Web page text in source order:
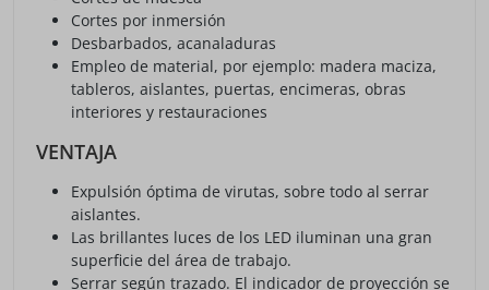
Cortes por inmersión
Desbarbados, acanaladuras
Empleo de material, por ejemplo: madera maciza,
tableros, aislantes, puertas, encimeras, obras
interiores y restauraciones
VENTAJA
Expulsión óptima de virutas, sobre todo al serrar
aislantes.
Las brillantes luces de los LED iluminan una gran
superficie del área de trabajo.
Serrar según trazado. El indicador de proyección se